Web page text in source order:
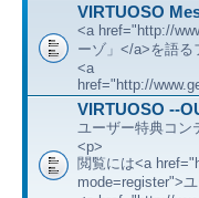
VIRTUOSO
<a href="http://
ーゾ」</a>を語る
<a
href="http://
VIRTUOSO --
ユーザー特典コ
<p>
閲覧には<a
mode=register">